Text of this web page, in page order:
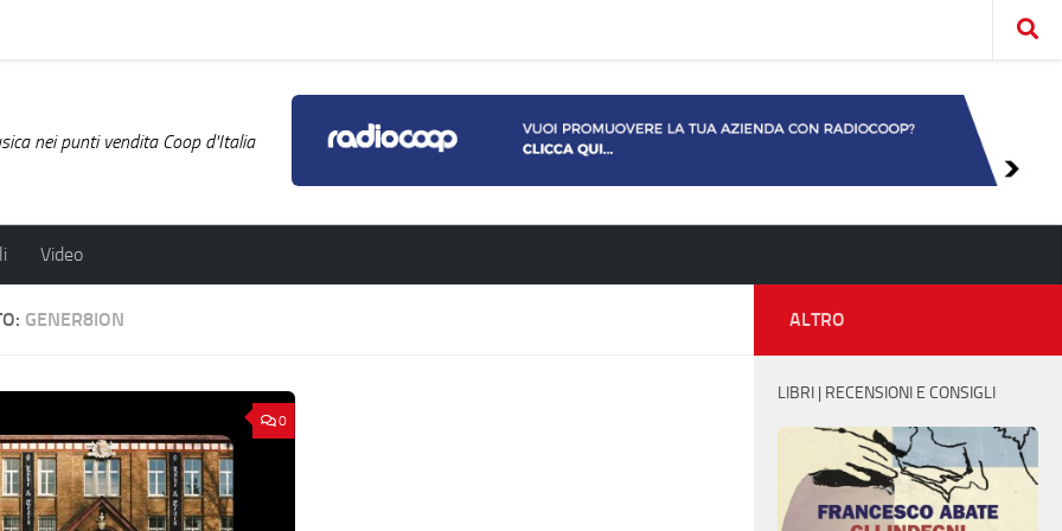
nei punti vendita Coop d'Italia
Video
GENER8ION
0
ALTRO
LIBRI | RECENSIONI E CONSIGLI